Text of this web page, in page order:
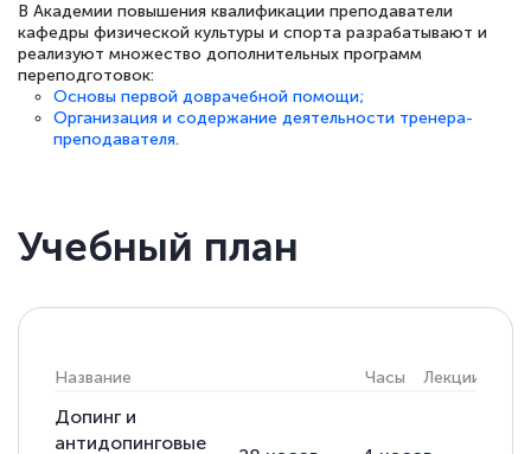
В Академии повышения квалификации преподаватели
кафедры физической культуры и спорта разрабатывают и
реализуют множество дополнительных программ
переподготовок:
Основы первой доврачебной помощи;
Организация и содержание деятельности тренера-
преподавателя.
Учебный план
Название Часы Лекции
Допинг и
антидопинговые